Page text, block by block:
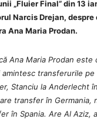
„Fluier Final” din 13
Narcis Drejan,
Ana Maria Prodan.
Ana Maria Prodan este
transferurile pe
Stanciu la Anderlecht
transfer în Germania,
în Spania. Are Al Aziz,